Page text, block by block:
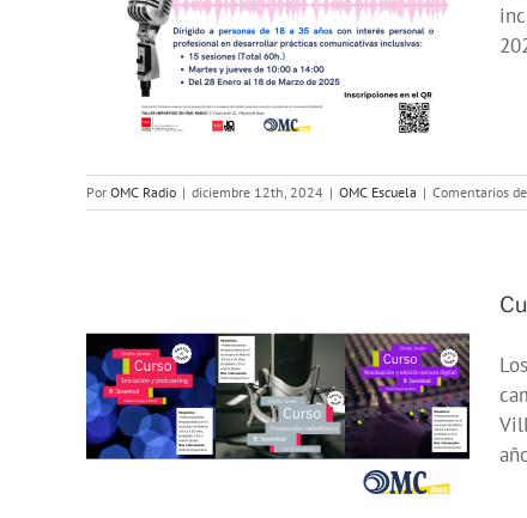
Por OMC Radio | diciembre 12th, 2024 | OMC Escuela | Comentarios